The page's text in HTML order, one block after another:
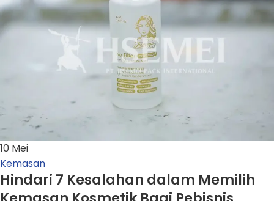
10 Mei
Kemasan
Hindari 7 Kesalahan dalam Memilih